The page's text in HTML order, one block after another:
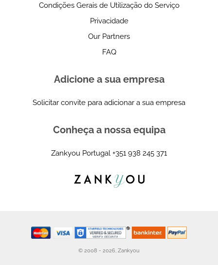
Condições Gerais de Utilização do Serviço
Privacidade
Our Partners
FAQ
Adicione a sua empresa
Solicitar convite para adicionar a sua empresa
Conheça a nossa equipa
Zankyou Portugal +351 938 245 371
© 2008 - 2026, Zankyou